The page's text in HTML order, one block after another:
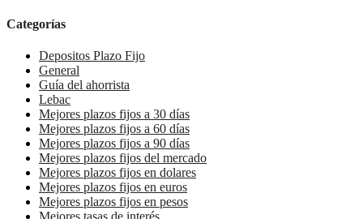
Categorías
Depositos Plazo Fijo
General
Guía del ahorrista
Lebac
Mejores plazos fijos a 30 días
Mejores plazos fijos a 60 días
Mejores plazos fijos a 90 días
Mejores plazos fijos del mercado
Mejores plazos fijos en dolares
Mejores plazos fijos en euros
Mejores plazos fijos en pesos
Mejores tasas de interés